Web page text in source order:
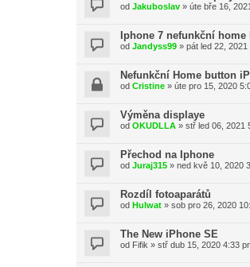
od Jakuboslav » úte bře 16,
Iphone 7 nefunkční home
od Jandyss99 » pát led 22, 2021
Nefunkční Home button
od Cristine » úte pro 15, 2020
Výměna displaye
od OKUDLLA » stř led 06, 2021
Přechod na Iphone
od Juraj315 » ned kvě 10, 2020
Rozdíl fotoaparátů
od Hulwat » sob pro 26, 2020
The New iPhone SE
od Fifik » stř dub 15, 2020 4:33